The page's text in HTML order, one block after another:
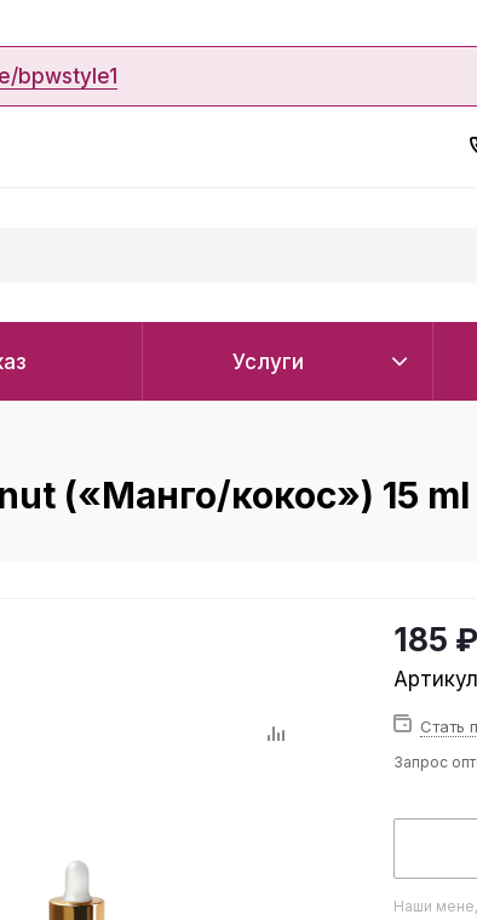
bpwstyle1
Услуги
(«Манго/кокос») 15 ml
185 ₽
Стать
Запрос
Наши